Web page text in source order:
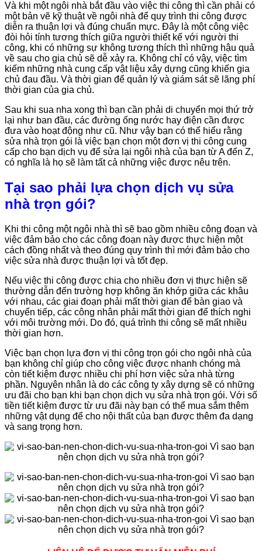
Và khi một ngôi nhà bắt đầu vào việc thi công thì cần phải có
một bản vẽ kỹ thuật về ngôi nhà để quy trình thi công được
diễn ra thuận lợi và đúng chuẩn mực. Đây là một công việc
đòi hỏi tính tương thích giữa người thiết kế với người thi
công, khi có những sự không tương thích thì những hậu quả
về sau cho gia chủ sẽ dễ xảy ra. Không chỉ có vậy, việc tìm
kiếm những nhà cung cấp vật liệu xây dựng cũng khiến gia
chủ đau đầu. Và thời gian để quản lý và giám sát sẽ lãng phí
thời gian của gia chủ.
Sau khi sua nha xong thì bạn cần phải di chuyển mọi thứ trở
lại như ban đầu, các đường ống nước hay điện cần được
đưa vào hoạt động như cũ. Như vậy bạn có thể hiểu rằng
sửa nhà trọn gói là việc bạn chọn một đơn vị thi công cung
cấp cho bạn dịch vụ để sửa lại ngôi nhà của bạn từ A đến Z,
có nghĩa là họ sẽ làm tất cả những việc được nêu trên.
Tại sao phải lựa chọn dịch vụ sửa
nhà trọn gói?
Khi thi công một ngôi nhà thì sẽ bao gồm nhiều công đoạn và
việc đảm bảo cho các công đoạn này được thực hiện một
cách đồng nhất và theo đúng quy trình thì mới đảm bảo cho
việc sửa nhà được thuận lợi và tốt đẹp.
Nếu việc thi công được chia cho nhiều đơn vị thực hiện sẽ
thường dẫn đến trường hợp không ăn khớp giữa các khâu
với nhau, các giai đoạn phải mất thời gian để bàn giao và
chuyển tiếp, các công nhân phải mất thời gian để thích nghi
với môi trường mới. Do đó, quá trình thi công sẽ mất nhiều
thời gian hơn.
Việc bạn chọn lựa đơn vị thi công trọn gói cho ngôi nhà của
bạn không chỉ giúp cho công việc được nhanh chóng mà
còn tiết kiệm được nhiều chi phí hơn việc sửa nhà từng
phần. Nguyên nhân là do các công ty xây dựng sẽ có những
ưu đãi cho bạn khi bạn chọn dịch vụ sửa nhà trọn gói. Với số
tiền tiết kiệm được từ ưu đãi này bạn có thể mua sắm thêm
những vật dụng để cho nội thất của bạn được thêm đa dạng
và sang trọng hơn.